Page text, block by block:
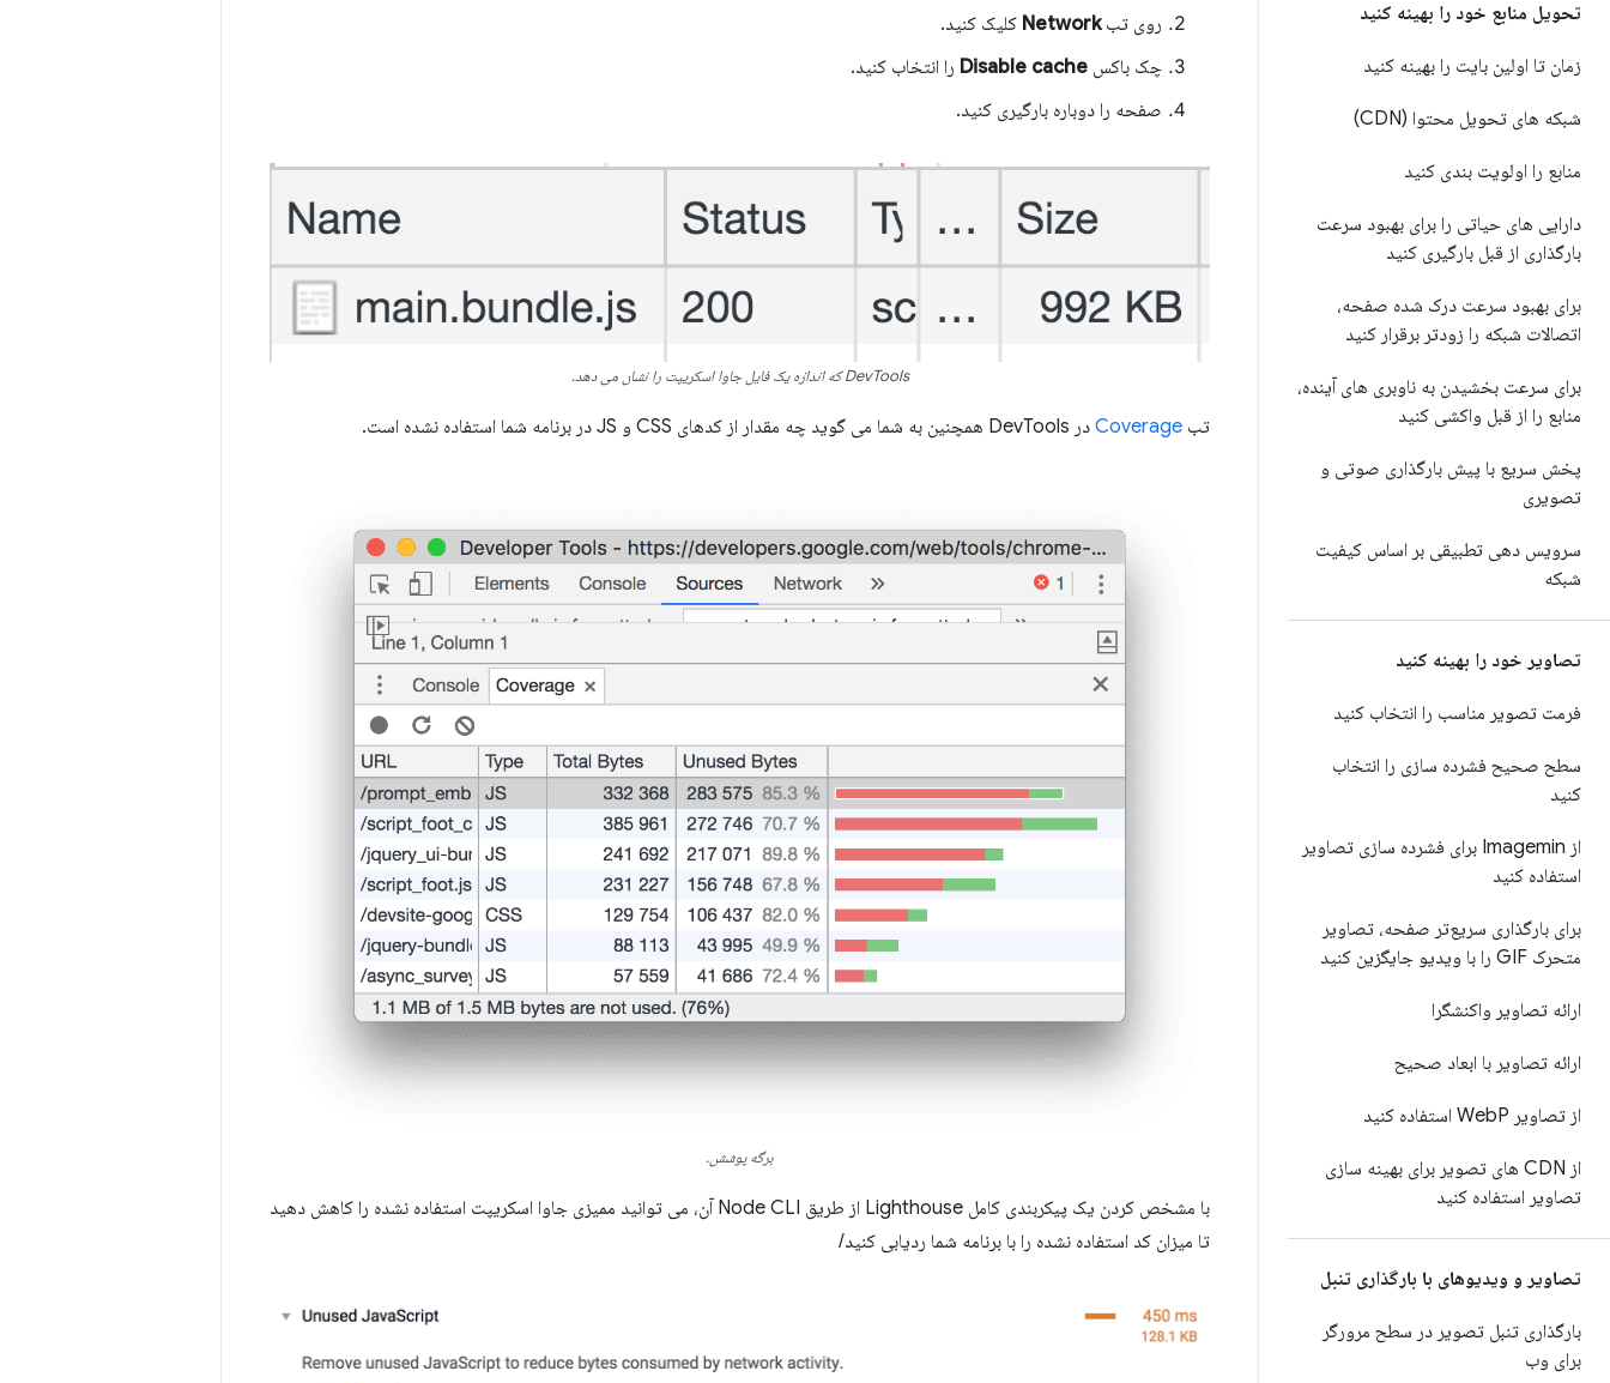
تحویل منابع خود را بهینه کنید
زمان تا اولین بایت را بهینه کنید
شبکه های تحویل محتوا (CDN)
منابع را اولویت بندی کنید
دارایی های حیاتی را برای بهبود سرعت
بارگذاری از قبل بارگیری کنید
برای بهبود سرعت درک شده صفحه،
اتصالات شبکه را زودتر برقرار کنید
برای سرعت بخشیدن به ناوبری های آینده،
منابع را از قبل واکشی کنید
پخش سریع با پیش بارگذاری صوتی و
تصویری
سرویس دهی تطبیقی ​​بر اساس کیفیت
شبکه
تصاویر خود را بهینه کنید
فرمت تصویر مناسب را انتخاب کنید
سطح صحیح فشرده سازی را انتخاب
کنید
از Imagemin برای فشرده سازی تصاویر
استفاده کنید
برای بارگذاری سریع‌تر صفحه، تصاویر
متحرک GIF را با ویدیو جایگزین کنید
ارائه تصاویر واکنشگرا
ارائه تصاویر با ابعاد صحیح
از تصاویر Web P استفاده کنید
از CDN های تصویر برای بهینه سازی
تصاویر استفاده کنید
تصاویر و ویدیوهای با بارگذاری تنبل
بارگذاری تنبل تصویر در سطح مرورگر
برای وب
روی تبNetwork کلیک کنید.
چک باکس Disable cache را انتخاب کنید.
صفحه را دوباره بارگیری کنید.
DevTools که اندازه یک فایل جاوا اسکریپت را نشان می دهد.
تب Coverage در DevTools همچنین به شما می گوید چه مقدار از کدهای CSS و JS در برنامه شما استفاده نشده است.
برگه پوشش.
با مشخص کردن یک پیکربندی کامل Lighthouse از طریق Node CLI آن، می توانید ممیزی جاوا اسکریپت استفاده نشده را کاهش دهید
تا میزان کد استفاده نشده را با برنامه شما ردیابی کنید/